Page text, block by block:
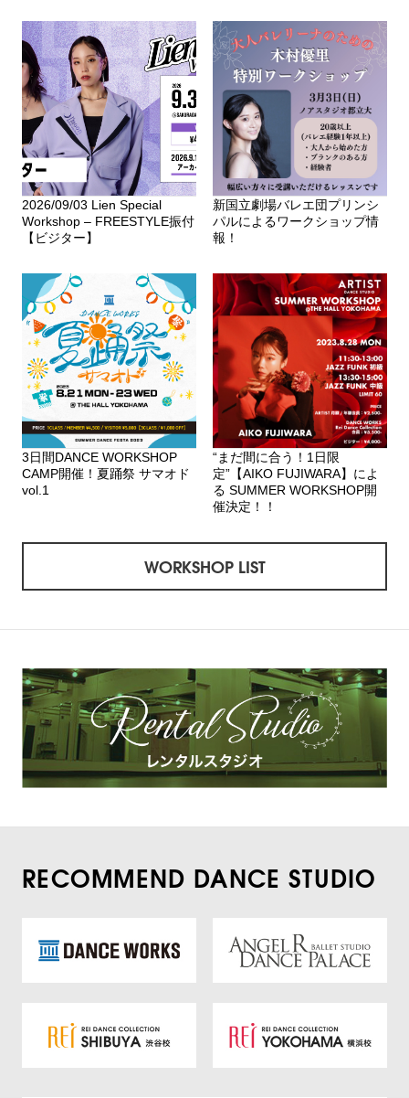
2026/09/03 Lien Special
Workshop – FREESTYLE振付
【ビジター】
新国立劇場バレエ団プリンシ
パルによるワークショップ情
報！
3日間DANCE WORKSHOP
CAMP開催！夏踊祭 サマオド
vol.1
“まだ間に合う！1日限
定”【AIKO FUJIWARA】によ
る SUMMER WORKSHOP開
催決定！！
WORKSHOP LIST
RECOMMEND DANCE STUDIO